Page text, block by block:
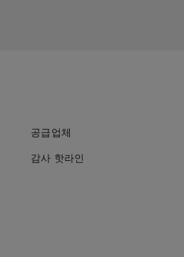
공급업체
감사 핫라인